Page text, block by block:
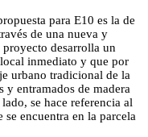
para E10 es la de
de una nueva y
desarrolla un
inmediato y que por
urbano tradicional de la
entramados de madera
se hace referencia al
encuentra en la parcela